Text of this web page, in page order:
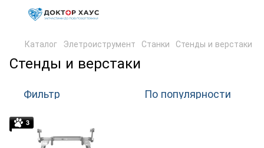
Каталог Элетроиструмент Станки Стенды и верстаки
Стенды и верстаки
Фильтр По популярности
3